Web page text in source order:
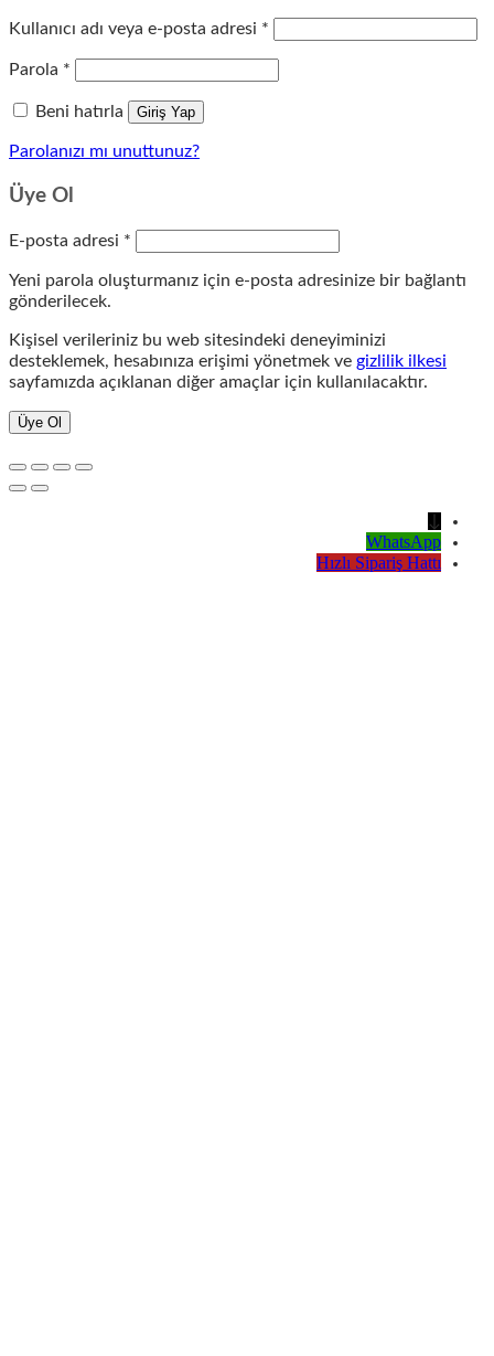
Kullanıcı adı veya e-posta adresi *
Parola *
Beni hatırla Giriş Yap
Parolanızı mı unuttunuz?
Üye Ol
E-posta adresi *
Yeni parola oluşturmanız için e-posta adresinize bir bağlantı
gönderilecek.
Kişisel verileriniz bu web sitesindeki deneyiminizi
desteklemek, hesabınıza erişimi yönetmek ve gizlilik ilkesi
sayfamızda açıklanan diğer amaçlar için kullanılacaktır.
Üye Ol
↓
WhatsApp
Hızlı Sipariş Hattı